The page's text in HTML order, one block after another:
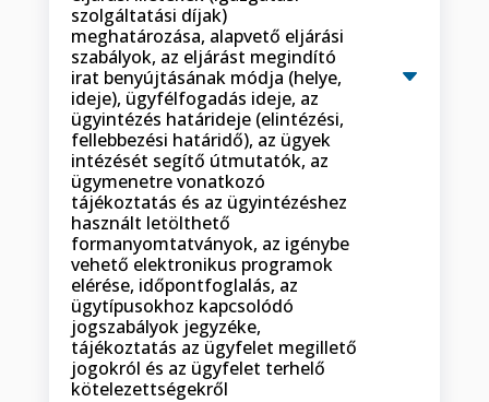
szolgáltatási díjak)
meghatározása, alapvető eljárási
szabályok, az eljárást megindító
irat benyújtásának módja (helye,
ideje), ügyfélfogadás ideje, az
ügyintézés határideje (elintézési,
fellebbezési határidő), az ügyek
intézését segítő útmutatók, az
ügymenetre vonatkozó
tájékoztatás és az ügyintézéshez
használt letölthető
formanyomtatványok, az igénybe
vehető elektronikus programok
elérése, időpontfoglalás, az
ügytípusokhoz kapcsolódó
jogszabályok jegyzéke,
tájékoztatás az ügyfelet megillető
jogokról és az ügyfelet terhelő
kötelezettségekről